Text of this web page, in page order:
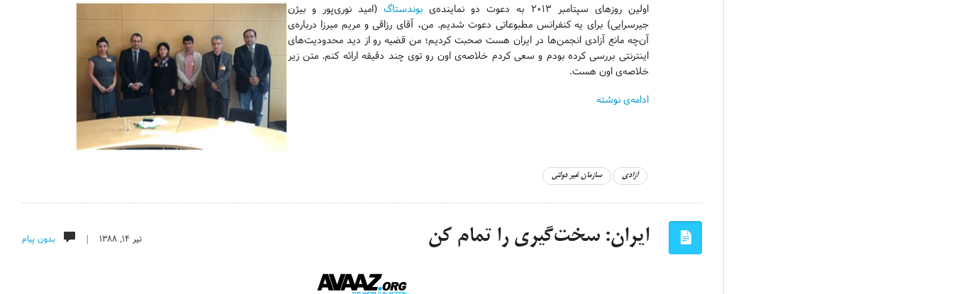
اولین روزهای سپتامبر ۲۰۱۳ به دعوت دو نماینده‌ی بوندستاگ(امید نوری‌پور و بیژن
جیرسرایی) برای یه کنفرانس مطبوعاتی دعوت شدیم. من، آقای رزاقی و مریم میرزا درباره‌ی
آن‌چه مانع آزادی انجمن‌ها در ایران هست صحبت کردیم؛ من قضیه رو از دید محدودیت‌های
اینترنتی بررسی کرده بودم و سعی کردم خلاصه‌ی اون رو توی چند دقیقه ارائه کنم. متن زیر
خلاصه‌ی اون هست.
ادامه‌ی نوشته
آزادی سازمان غیر دولتی
تیر ۱۴, ۱۳۸۸ | بدون پیام ایران: سخت‌گیری را تمام کن